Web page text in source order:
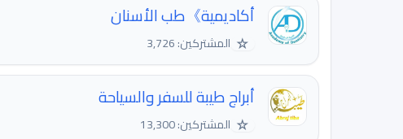
أكاديمية》طب الأسنان
☆ المشتركين: 3,726
أبراج طيبة للسفر والسياحة
☆ المشتركين: 13,300